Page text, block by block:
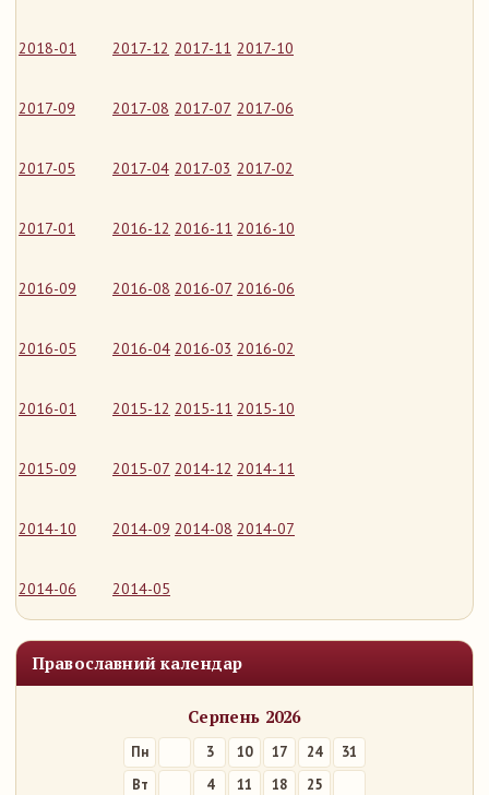
2018-01 2017-12 2017-11 2017-10
2017-09 2017-08 2017-07 2017-06
2017-05 2017-04 2017-03 2017-02
2017-01 2016-12 2016-11 2016-10
2016-09 2016-08 2016-07 2016-06
2016-05 2016-04 2016-03 2016-02
2016-01 2015-12 2015-11 2015-10
2015-09 2015-07 2014-12 2014-11
2014-10 2014-09 2014-08 2014-07
2014-06 2014-05
Православний календар
Серпень 2026
Пн 3 10 17 24
31
Вт
4 11 18
25